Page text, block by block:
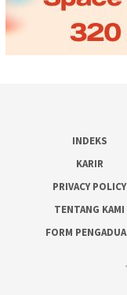
INDEKS
KARIR
PRIVACY POLICY
TENTANG KAMI
FORM